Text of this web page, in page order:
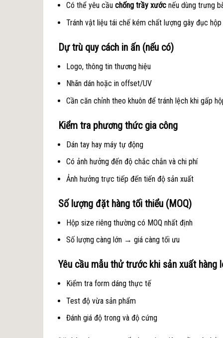
Có thể yêu cầu chống trầy xước nếu dùng trưng
Tránh vật liệu tái chế kém chất lượng gây đục hộp
Dự trù quy cách in ấn (nếu có)
Logo, thông tin thương hiệu
Nhãn dán hoặc in offset/UV
Cần căn chỉnh theo khuôn để tránh lệch khi gấp
Kiểm tra phương thức gia công
Dán tay hay máy tự động
Có ảnh hưởng đến độ chắc chắn và chi phí
Ảnh hưởng trực tiếp đến tiến độ sản xuất
Số lượng đặt hàng tối thiểu (MOQ)
Hộp size riêng thường có MOQ nhất định
Số lượng càng lớn → giá càng tối ưu
Yêu cầu mẫu thử trước khi sản xuất hàng
Kiểm tra form dáng thực tế
Test độ vừa sản phẩm
Đánh giá độ trong và độ cứng